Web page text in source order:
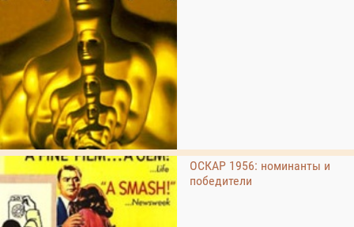
ОСКАР 1956: номинанты и
победители